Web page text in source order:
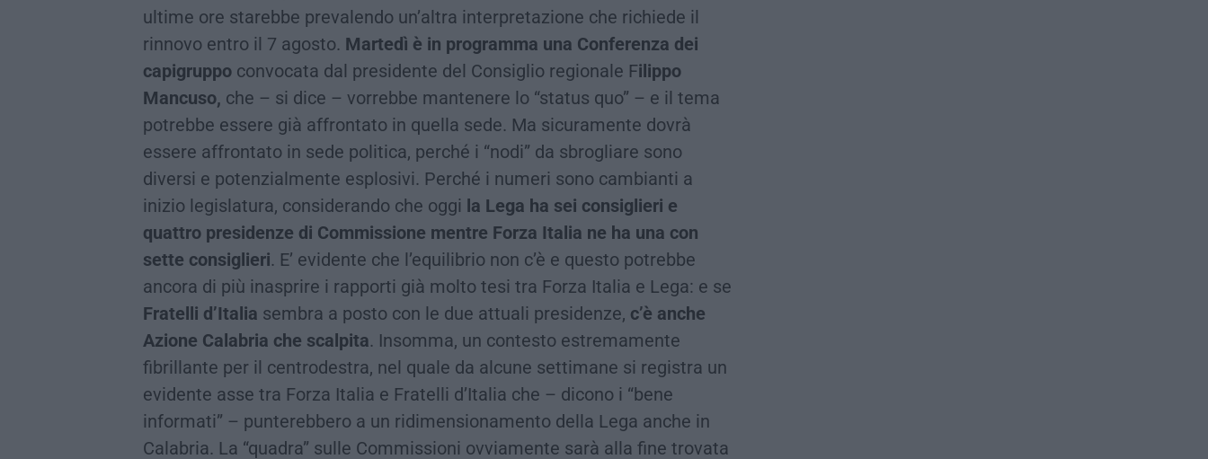
ultime ore starebbe prevalendo un’altra interpretazione che richiede il
rinnovo entro il 7 agosto. Martedì è in programma una Conferenza dei
capigruppo convocata dal presidente del Consiglio regionale Filippo
Mancuso, che – si dice – vorrebbe mantenere lo “status quo” – e il tema
potrebbe essere già affrontato in quella sede. Ma sicuramente dovrà
essere affrontato in sede politica, perché i “nodi” da sbrogliare sono
diversi e potenzialmente esplosivi. Perché i numeri sono cambianti a
inizio legislatura, considerando che oggi la Lega ha sei consiglieri e
quattro presidenze di Commissione mentre Forza Italia ne ha una con
sette consiglieri. E’ evidente che l’equilibrio non c’è e questo potrebbe
ancora di più inasprire i rapporti già molto tesi tra Forza Italia e Lega: e se
Fratelli d’Italia sembra a posto con le due attuali presidenze, c’è anche
Azione Calabria che scalpita. Insomma, un contesto estremamente
fibrillante per il centrodestra, nel quale da alcune settimane si registra un
evidente asse tra Forza Italia e Fratelli d’Italia che – dicono i “bene
informati” – punterebbero a un ridimensionamento della Lega anche in
Calabria. La “quadra” sulle Commissioni ovviamente sarà alla fine trovata